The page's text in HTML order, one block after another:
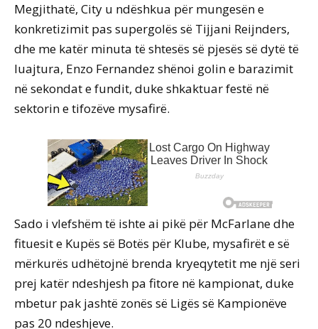
Megjithatë, City u ndëshkua për mungesën e
konkretizimit pas supergolës së Tijjani Reijnders,
dhe me katër minuta të shtesës së pjesës së dytë të
luajtura, Enzo Fernandez shënoi golin e barazimit
në sekondat e fundit, duke shkaktuar festë në
sektorin e tifozëve mysafirë.
Sado i vlefshëm të ishte ai pikë për McFarlane dhe
fituesit e Kupës së Botës për Klube, mysafirët e së
mërkurës udhëtojnë brenda kryeqytetit me një seri
prej katër ndeshjesh pa fitore në kampionat, duke
mbetur pak jashtë zonës së Ligës së Kampionëve
pas 20 ndeshjeve.